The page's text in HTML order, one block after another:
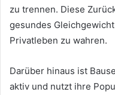
zu trennen. Diese
gesundes
Privatleben zu wahren.
Darüber hinaus ist
aktiv und nutzt ihre